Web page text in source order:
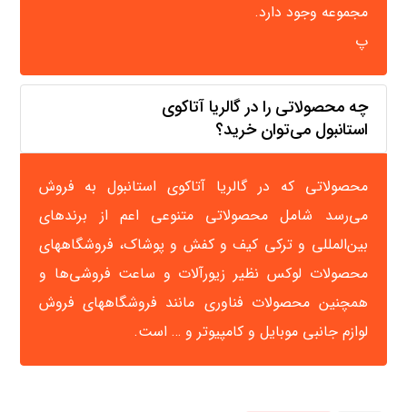
مجموعه وجود دارد.
پ
چه محصولاتی را در گالریا آتاکوی
استانبول می‌توان خرید؟
محصولاتی که در گالریا آتاکوی استانبول به فروش
می‌رسد شامل محصولاتی متنوعی اعم از برندهای
بین‌المللی و ترکی کیف و کفش و پوشاک، فروشگاههای
محصولات لوکس نظیر زیورآلات و ساعت فروشی‌ها و
همچنین محصولات فناوری مانند فروشگاههای فروش
لوازم جانبی موبایل و کامپیوتر و … است.